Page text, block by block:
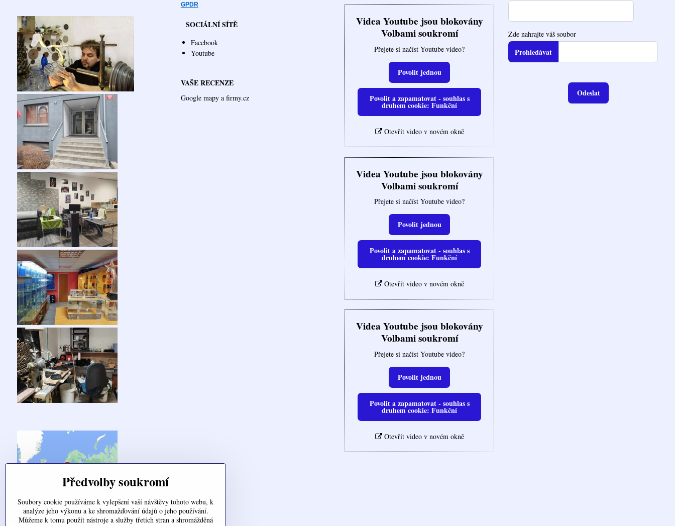
GPDR
SOCIÁLNÍ SÍTĚ
Facebook
Youtube
VAŠE RECENZE
Google mapy a firmy.cz
Videa Youtube jsou blokovány
Volbami soukromí
Přejete si načíst Youtube video?
Povolit jednou
Povolit a zapamatovat - souhlas s
druhem cookie: Funkční
Otevřít video v novém okně
Videa Youtube jsou blokovány
Volbami soukromí
Přejete si načíst Youtube video?
Povolit jednou
Povolit a zapamatovat - souhlas s
druhem cookie: Funkční
Otevřít video v novém okně
Videa Youtube jsou blokovány
Volbami soukromí
Přejete si načíst Youtube video?
Povolit jednou
Povolit a zapamatovat - souhlas s
druhem cookie: Funkční
Otevřít video v novém okně
Zde nahrajte váš soubor
Odeslat
Předvolby soukromí
Soubory cookie používáme k vylepšení vaší návštěvy tohoto webu, k
analýze jeho výkonu a ke shromažďování údajů o jeho používání.
Můžeme k tomu použít nástroje a služby třetích stran a shromážděná